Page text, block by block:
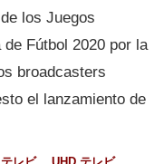
los Juegos
Fútbol 2020 por la
broadcasters
el lanzamiento de